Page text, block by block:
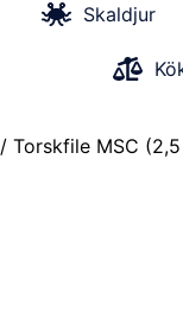
Skaldjur
/ Torskfile MSC